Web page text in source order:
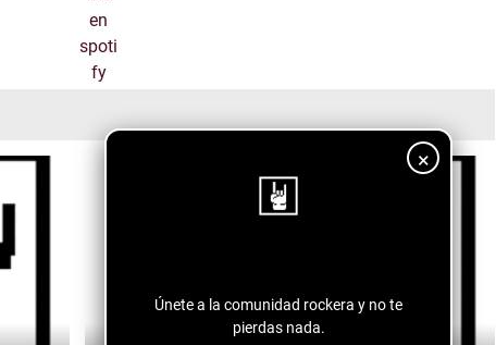
×
Únete a la comunidad rockera y no te
pierdas nada.